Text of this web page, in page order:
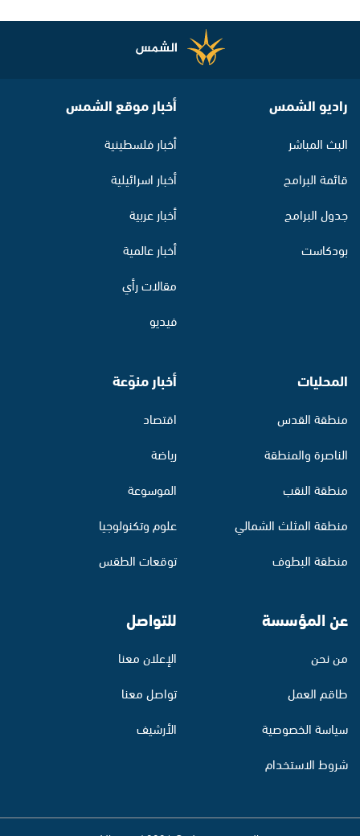
راديو الشمس
البث المباشر
قائمة البرامج
جدول البرامج
بودكاست
أخبار موقع الشمس
أخبار فلسطينية
أخبار اسرائيلية
أخبار عربية
أخبار عالمية
مقالات رأي
فيديو
المحليات
منطقة القدس
الناصرة والمنطقة
منطقة النقب
منطقة المثلث الشمالي
منطقة البطوف
أخبار منوّعة
اقتصاد
رياضة
الموسوعة
علوم وتكنولوجيا
توقعات الطقس
عن المؤسسة
من نحن
طاقم العمل
سياسة الخصوصية
شروط الاستخدام
للتواصل
الإعلان معنا
تواصل معنا
الأرشيف